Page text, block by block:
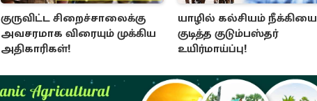
குருவிட்ட சிறைச்சாலைக்கு
அவசரமாக விரையும் முக்கிய
அதிகாரிகள்!
யாழில் கல்சியம் நீக்கியை
குடித்த குடும்பஸ்தர்
உயிர்மாய்ப்பு!